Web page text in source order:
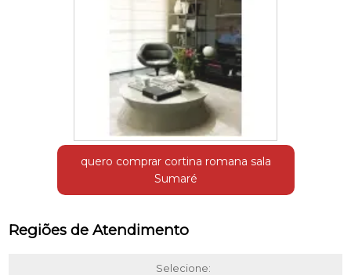
quero comprar cortina romana sala
Sumaré
Regiões de Atendimento
Selecione: